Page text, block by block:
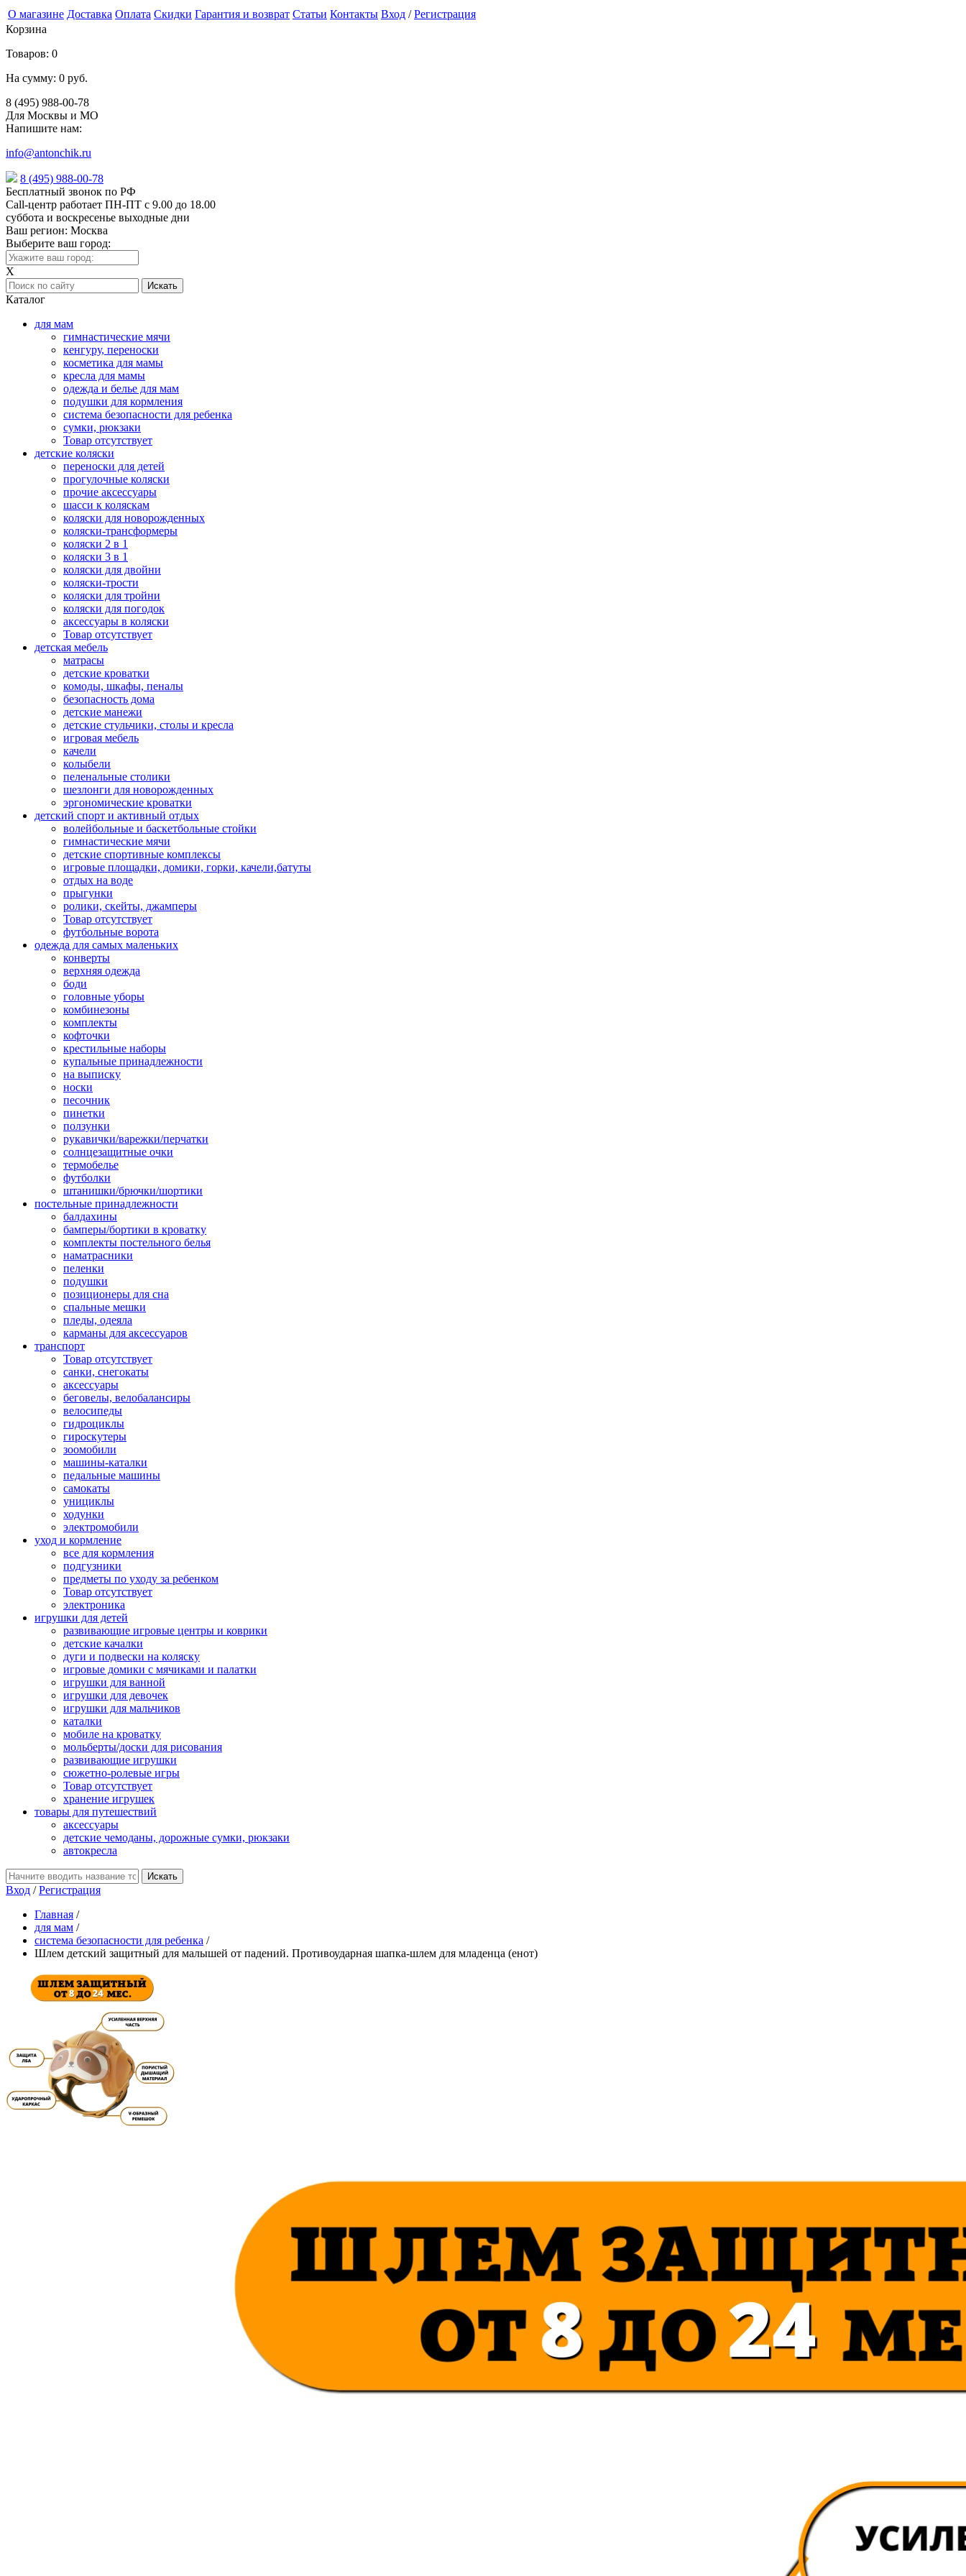
О магазине Доставка Оплата Скидки Гарантия и возврат Статьи Контакты Вход /Регистрация
Корзина
Товаров: 0
На сумму: 0 руб.
8 (495) 988-00-78
Для Москвы и МО
Напишите нам:
info@antonchik.ru
8 (495) 988-00-78
Бесплатный звонок по РФ
Call-центр работает ПН-ПТ с 9.00 до 18.00
суббота и воскресенье выходные дни
Ваш регион: Москва
Выберите ваш город:
X
Каталог
для мам
гимнастические мячи
кенгуру, переноски
косметика для мамы
кресла для мамы
одежда и белье для мам
подушки для кормления
система безопасности для ребенка
сумки, рюкзаки
Товар отсутствует
детские коляски
переноски для детей
прогулочные коляски
прочие аксессуары
шасси к коляскам
коляски для новорожденных
коляски-трансформеры
коляски 2 в 1
коляски 3 в 1
коляски для двойни
коляски-трости
коляски для тройни
коляски для погодок
аксессуары в коляски
Товар отсутствует
детская мебель
матрасы
детские кроватки
комоды, шкафы, пеналы
безопасность дома
детские манежи
детские стульчики, столы и кресла
игровая мебель
качели
колыбели
пеленальные столики
шезлонги для новорожденных
эргономические кроватки
детский спорт и активный отдых
волейбольные и баскетбольные стойки
гимнастические мячи
детские спортивные комплексы
игровые площадки, домики, горки, качели,батуты
отдых на воде
прыгунки
ролики, скейты, джамперы
Товар отсутствует
футбольные ворота
одежда для самых маленьких
конверты
верхняя одежда
боди
головные уборы
комбинезоны
комплекты
кофточки
крестильные наборы
купальные принадлежности
на выписку
носки
песочник
пинетки
ползунки
рукавички/варежки/перчатки
солнцезащитные очки
термобелье
футболки
штанишки/брючки/шортики
постельные принадлежности
балдахины
бамперы/бортики в кроватку
комплекты постельного белья
наматрасники
пеленки
подушки
позиционеры для сна
спальные мешки
пледы, одеяла
карманы для аксеcсуаров
транспорт
Товар отсутствует
санки, снегокаты
аксессуары
беговелы, велобалансиры
велосипеды
гидроциклы
гироскутеры
зоомобили
машины-каталки
педальные машины
самокаты
унициклы
ходунки
электромобили
уход и кормление
все для кормления
подгузники
предметы по уходу за ребенком
Товар отсутствует
электроника
игрушки для детей
развивающие игровые центры и коврики
детские качалки
дуги и подвески на коляску
игровые домики с мячиками и палатки
игрушки для ванной
игрушки для девочек
игрушки для мальчиков
каталки
мобиле на кроватку
мольберты/доски для рисования
развивающие игрушки
сюжетно-ролевые игры
Товар отсутствует
хранение игрушек
товары для путешествий
аксессуары
детские чемоданы, дорожные сумки, рюкзаки
автокресла
Вход /Регистрация
Главная /
для мам /
система безопасности для ребенка /
Шлем детский защитный для малышей от падений. Противоударная шапка-шлем для младенца (енот)